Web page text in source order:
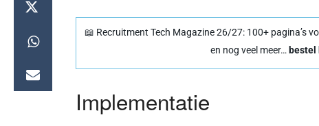
📖 Recruitment Tech Magazine 26/27: 100+ pagina’s
en nog veel meer… bestel
Implementatie